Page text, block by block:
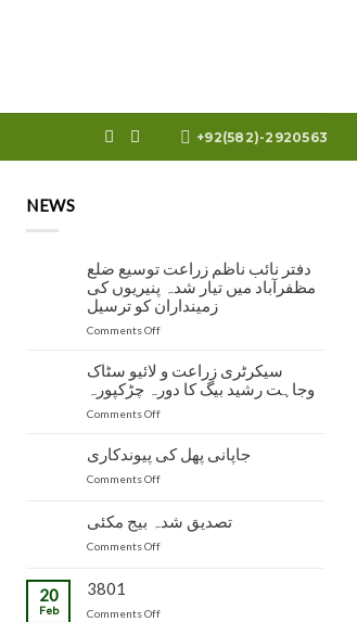
+92(582)-2920563
NEWS
دفتر نائب ناظم زراعت توسیع ضلع
مظفرآباد میں تیار شدہ پنیریوں کی
زمینداران کو ترسیل
Comments Offon
ناظم
زراعت
توسیع
مظفرآباد
پنیریوں
سیکرٹری زراعت و لائیو سٹاک
وجاہت رشید بیگ کا دورہ چڑکپورہ
Comments Offon
زراعت
و
لائیو
وجاہت
جاپانی پھل کی پیوندکاری
Comments Offon
کی
پیوندکاری
تصدیق شدہ بیج مکئی
Comments Offon
مکئی
20
Feb
3801
Comments Offon